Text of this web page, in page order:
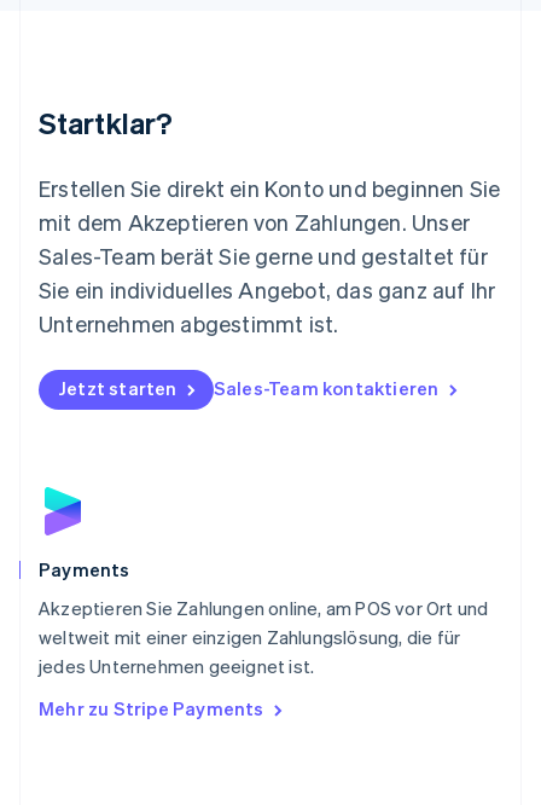
Startklar?
Erstellen Sie direkt ein Konto und beginnen Sie
mit dem Akzeptieren von Zahlungen. Unser
Sales-Team berät Sie gerne und gestaltet für
Sie ein individuelles Angebot, das ganz auf Ihr
Unternehmen abgestimmt ist.
Jetzt starten Sales-Team kontaktieren
Payments
Akzeptieren Sie Zahlungen online, am POS vor Ort und
weltweit mit einer einzigen Zahlungslösung, die für
jedes Unternehmen geeignet ist.
Mehr zu Stripe Payments
Mexiko
English
Niederlande
Nederlands English
Norwegen
English
Österreich
Polen
English
Portugal
Schweden
Schweiz
Singapur
English简体中文
Slowakei
Slowenien